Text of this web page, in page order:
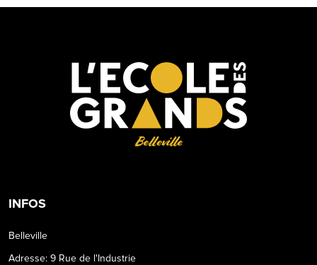
Belleville
INFOS
Belleville
Adresse: 9 Rue de l'Industrie